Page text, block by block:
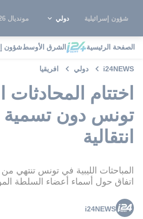
شؤون إسرائيلية دولي مونديال 2026
الصفحة الرئيسية الشرق الأوسطشؤون
i24NEWS دولي افريقيا
اختتام المحادثات
تونس دون
انتقالية
المباحثات الليبية في تونس تنتهي
اتفاق حول أسماء أعضاء السلطة
i24NEWS